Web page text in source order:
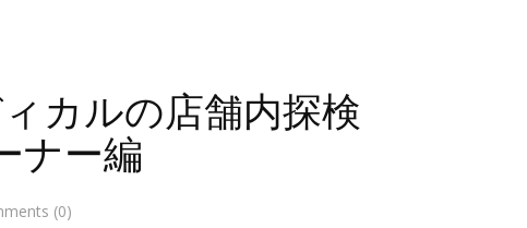
カルの店舗内探検
ナー編
(0)